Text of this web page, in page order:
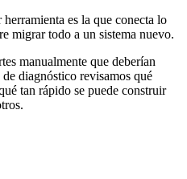
es la que conecta lo
migrar todo a un sistema nuevo.
manualmente que deberían
diagnóstico revisamos qué
tan rápido se puede construir